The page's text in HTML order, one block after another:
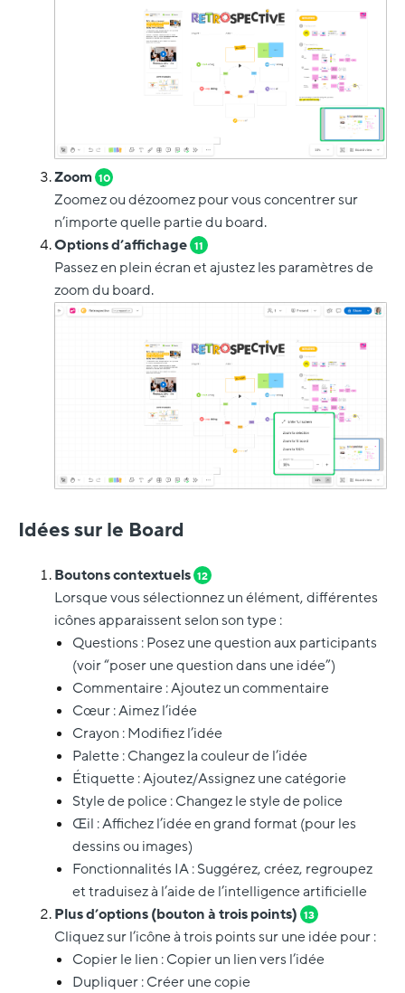
Zoom 10
Zoomez ou dézoomez pour vous concentrer sur
n’importe quelle partie du board.
Options d’affichage 11
Passez en plein écran et ajustez les paramètres de
zoom du board.
Idées sur le Board
Boutons contextuels 12
Lorsque vous sélectionnez un élément, différentes
icônes apparaissent selon son type :
Questions : Posez une question aux participants
(voir “poser une question dans une idée”)
Commentaire : Ajoutez un commentaire
Cœur : Aimez l’idée
Crayon : Modifiez l’idée
Palette : Changez la couleur de l’idée
Étiquette : Ajoutez/Assignez une catégorie
Style de police : Changez le style de police
Œil : Affichez l’idée en grand format (pour les
dessins ou images)
Fonctionnalités IA : Suggérez, créez, regroupez
et traduisez à l’aide de l’intelligence artificielle
Plus d’options (bouton à trois points) 13
Cliquez sur l’icône à trois points sur une idée pour :
Copier le lien : Copier un lien vers l’idée
Dupliquer : Créer une copie